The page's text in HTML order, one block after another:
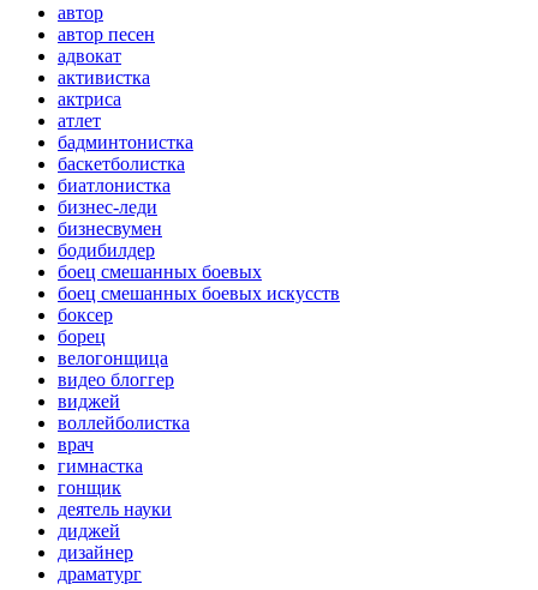
автор
автор песен
адвокат
активистка
актриса
атлет
бадминтонистка
баскетболистка
биатлонистка
бизнес-леди
бизнесвумен
бодибилдер
боец смешанных боевых
боец смешанных боевых искусств
боксер
борец
велогонщица
видео блоггер
виджей
воллейболистка
врач
гимнастка
гонщик
деятель науки
диджей
дизайнер
драматург